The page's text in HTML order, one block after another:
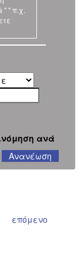
" π.χ.
ανά
επόμενο